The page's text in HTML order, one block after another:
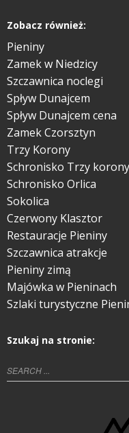
Zobacz również:
Pieniny
Zamek w Niedzicy
Szczawnica noclegi
Spływ Dunajcem
Spływ Dunajcem cena
Zamek Czorsztyn
Trzy Korony
Schronisko Trzy korony
Schronisko Orlica
Sokolica
Czerwony Klasztor
Restauracje Pieniny
Szczawnica atrakcje
Pieniny zimą
Majówka w Pieninach
Szlaki turystyczne
Szukaj na stronie: